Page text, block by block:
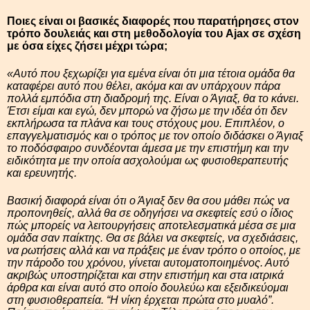
Ποιες είναι οι βασικές διαφορές που παρατήρησες στον
τρόπο δουλειάς και στη μεθοδολογία του Ajax σε σχέση
με όσα είχες ζήσει μέχρι τώρα;
«Αυτό που ξεχωρίζει για εμένα είναι ότι μια τέτοια ομάδα θα
καταφέρει αυτό που θέλει, ακόμα και αν υπάρχουν πάρα
πολλά εμπόδια στη διαδρομή της. Είναι ο Άγιαξ, θα το κάνει.
Έτσι είμαι και εγώ, δεν μπορώ να ζήσω με την ιδέα ότι δεν
εκπλήρωσα τα πλάνα και τους στόχους μου. Επιπλέον, ο
επαγγελματισμός και ο τρόπος με τον οποίο διδάσκει ο Άγιαξ
το ποδόσφαιρο συνδέονται άμεσα με την επιστήμη και την
ειδικότητα με την οποία ασχολούμαι ως φυσιοθεραπευτής
και ερευνητής.
Βασική διαφορά είναι ότι ο Άγιαξ δεν θα σου μάθει πώς να
προπονηθείς, αλλά θα σε οδηγήσει να σκεφτείς εσύ ο ίδιος
πώς μπορείς να λειτουργήσεις αποτελεσματικά μέσα σε μια
ομάδα σαν παίκτης. Θα σε βάλει να σκεφτείς, να σχεδιάσεις,
να ρωτήσεις αλλά και να πράξεις με έναν τρόπο ο οποίος, με
την πάροδο του χρόνου, γίνεται αυτοματοποιημένος. Αυτό
ακριβώς υποστηρίζεται και στην επιστήμη και στα ιατρικά
άρθρα και είναι αυτό στο οποίο δουλεύω και εξειδικεύομαι
στη φυσιοθεραπεία. “Η νίκη έρχεται πρώτα στο μυαλό”.